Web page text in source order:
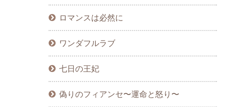
ロマンスは必然に
ワンダフルラブ
七日の王妃
偽りのフィアンセ〜運命と怒り〜